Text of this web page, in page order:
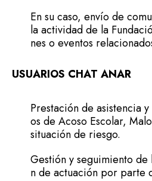
En su caso, envío de
la actividad de la
nes o eventos
USUARIOS CHAT ANAR
Prestación de asistencia
os de Acoso Escolar,
situación de riesgo.
Gestión y seguimiento
n de actuación por parte